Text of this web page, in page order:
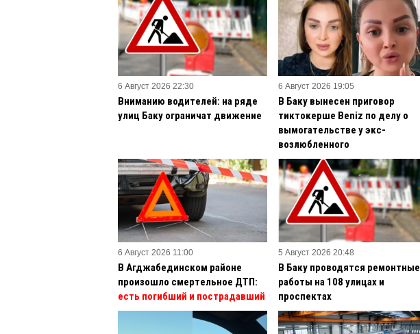
6 Август 2026 22:30
Вниманию водителей: на ряде
улиц Баку ограничат движение
6 Август 2026 19:05
В Баку вынесен приговор
тиктокерше Beniz по делу о
вымогательстве у экс-
возлюбленного
6 Август 2026 11:00
В Агджабединском районе
произошло смертельное ДТП:
есть погибший и пострадавший
5 Август 2026 20:48
В Баку проводятся ремонтные
работы на 108 улицах и
проспектах